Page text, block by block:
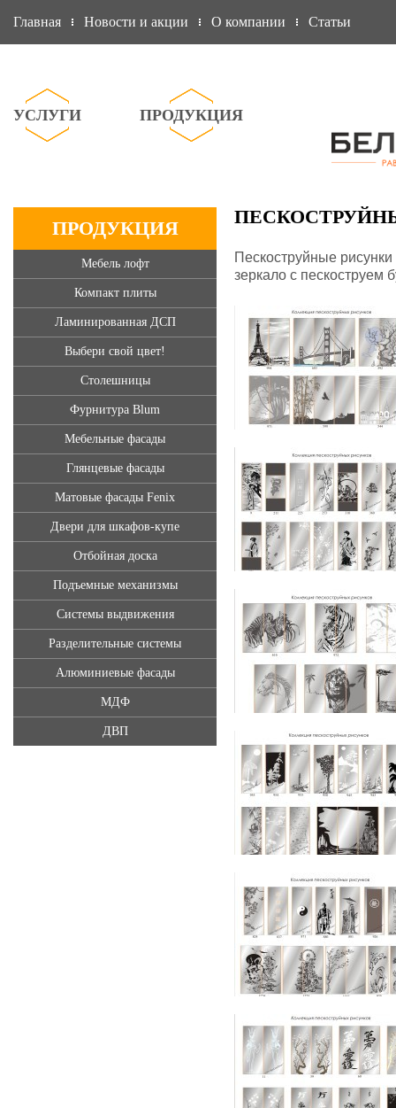
Главная Новости и акции О компании Статьи
УСЛУГИ ПРОДУКЦИЯ
ПРОДУКЦИЯ
Мебель лофт
Компакт плиты
Ламинированная ДСП
Выбери свой цвет!
Столешницы
Фурнитура Blum
Мебельные фасады
Глянцевые фасады
Матовые фасады Fenix
Двери для шкафов-купе
Отбойная доска
Подъемные механизмы
Системы выдвижения
Разделительные системы
Алюминиевые фасады
МДФ
ДВП
Пескоструйные
зеркало с пескоструем